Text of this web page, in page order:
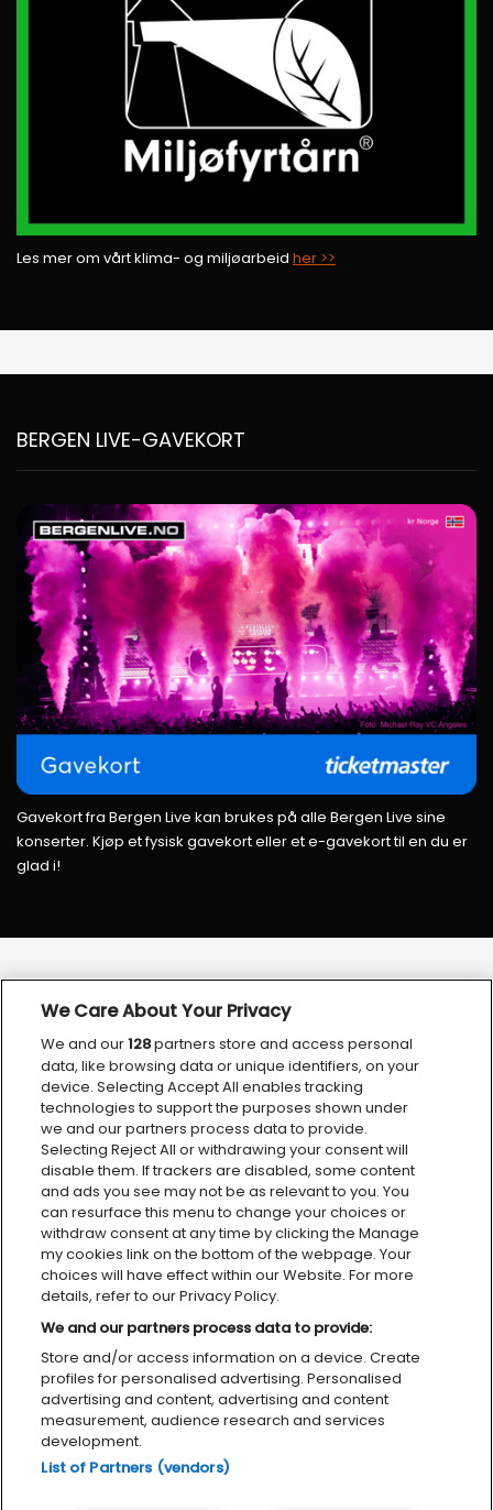
Les mer om vårt klima- og miljøarbeid her >>
BERGEN LIVE-GAVEKORT
Gavekort fra Bergen Live kan brukes på alle Bergen Live sine
konserter. Kjøp et fysisk gavekort eller et e-gavekort til en du er
glad i!
VÅRE SAMARBEIDSPARTNERE
…
PersonvernerklæringTilgjengelighetserklæringCookies
We Care About Your Privacy
We and our128partners store and access personal
data, like browsing data or unique identifiers, on your
device. Selecting Accept All enables tracking
technologies to support the purposes shown under
we and our partners process data to provide.
Selecting Reject All or withdrawing your consent will
disable them. If trackers are disabled, some content
and ads you see may not be as relevant to you. You
can resurface this menu to change your choices or
withdraw consent at any time by clicking the Manage
my cookies link on the bottom of the webpage. Your
choices will have effect within our Website. For more
details, refer to our Privacy Policy.
We and our partners process data to provide:
Store and/or access information on a device. Create
profiles for personalised advertising. Personalised
advertising and content, advertising and content
measurement, audience research and services
development.
List of Partners (vendors)